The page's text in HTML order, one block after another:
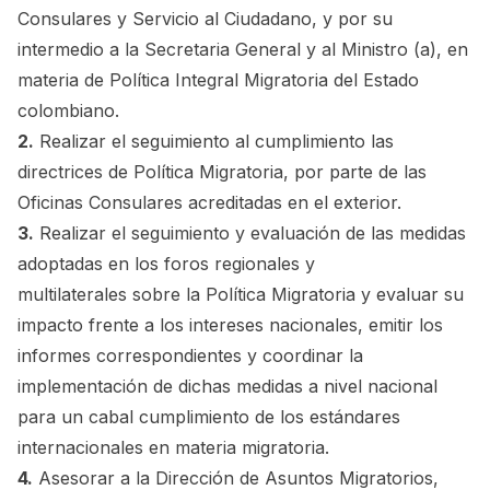
Consulares y Servicio al Ciudadano, y por su
intermedio a la Secretaria General y al Ministro (a), en
materia de Política Integral Migratoria del Estado
colombiano.
2. Realizar el seguimiento al cumplimiento las
directrices de Política Migratoria, por parte de las
Oficinas Consulares acreditadas en el exterior.
3. Realizar el seguimiento y evaluación de las medidas
adoptadas en los foros regionales y
multilaterales sobre la Política Migratoria y evaluar su
impacto frente a los intereses nacionales, emitir los
informes correspondientes y coordinar la
implementación de dichas medidas a nivel nacional
para un cabal cumplimiento de los estándares
internacionales en materia migratoria.
4. Asesorar a la Dirección de Asuntos Migratorios,